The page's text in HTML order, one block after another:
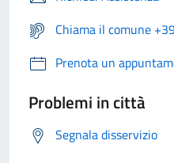
Chiama il comune
Prenota un
Problemi in città
Segnala disservizio